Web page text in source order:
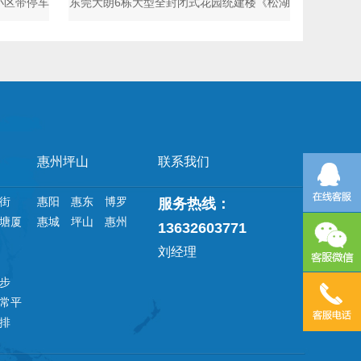
塘厦
常平
惠州坪山
惠阳 惠东
博罗
惠城
坪山 惠州
联系我们
服务热线：
13632603771
刘经理